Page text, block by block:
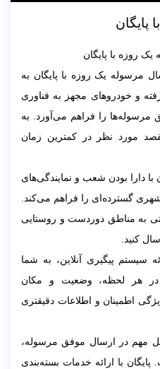
پایگان
روزه با پایگان
یک روزه با پایگان به
و خودروهای مجهز به فناوری
مرسوله‌ها را فراهم می‌آورد. به
مورد نظر در کمترین زمان
دارا بودن شعب و نمایندگی‌های
گسترده‌ای را فراهم می‌کند.
به مناطق دوردست و روستایی
کنید.
سیستم پیگیری آنلاین، به شما
در هر لحظه، وضعیت و مکان
اطمینان و اطلاعات دقیقتری
مهم در ارسال موفق مرسوله،
با ارائه خدمات بسته‌بندی